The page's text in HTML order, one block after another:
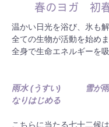
春のヨガ 初
温かい日光を浴び、氷も
全ての生物が活動を始めま
全身で生命エネルギーを
雨水 (うすい)　　　雪が
なりはじめる
こちらに当たる七十二候